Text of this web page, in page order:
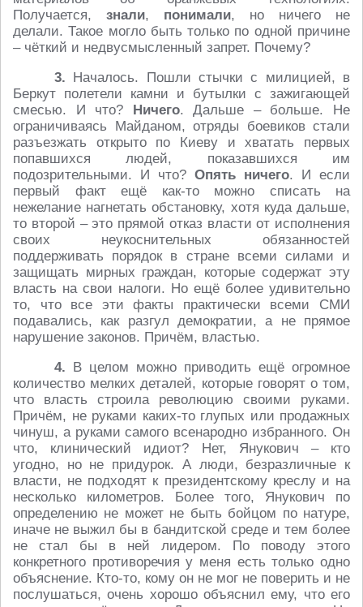
Получается, знали, понимали, но ничего не
делали. Такое могло быть только по одной причине
– чёткий и недвусмысленный запрет. Почему?
3. Началось. Пошли стычки с милицией, в
Беркут полетели камни и бутылки с зажигающей
смесью. И что? Ничего. Дальше – больше. Не
ограничиваясь Майданом, отряды боевиков стали
разъезжать открыто по Киеву и хватать первых
попавшихся людей, показавшихся им
подозрительными. И что? Опять ничего. И если
первый факт ещё как-то можно списать на
нежелание нагнетать обстановку, хотя куда дальше,
то второй – это прямой отказ власти от исполнения
своих неукоснительных обязанностей
поддерживать порядок в стране всеми силами и
защищать мирных граждан, которые содержат эту
власть на свои налоги. Но ещё более удивительно
то, что все эти факты практически всеми СМИ
подавались, как разгул демократии, а не прямое
нарушение законов. Причём, властью.
4. В целом можно приводить ещё огромное
количество мелких деталей, которые говорят о том,
что власть строила революцию своими руками.
Причём, не руками каких-то глупых или продажных
чинуш, а руками самого всенародно избранного. Он
что, клинический идиот? Нет, Янукович – кто
угодно, но не придурок. А люди, безразличные к
власти, не подходят к президентскому креслу и на
несколько километров. Более того, Янукович по
определению не может не быть бойцом по натуре,
иначе не выжил бы в бандитской среде и тем более
не стал бы в ней лидером. По поводу этого
конкретного противоречия у меня есть только одно
объяснение. Кто-то, кому он не мог не поверить и не
послушаться, очень хорошо объяснил ему, что его